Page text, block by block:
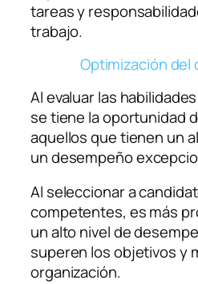
tareas y
trabajo.
Optimización del
Al evaluar las
se tiene la oportunidad
aquellos que tienen un
un desempeño
Al seleccionar a
competentes, es más
un alto nivel de
superen los objetivos y
organización.